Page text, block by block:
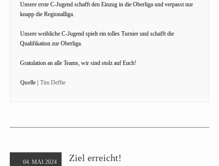
Unsere erste C-Jugend schafft den Einzug in die Oberliga und verpasst nur
knapp die Regionalliga.
Unsere weibliche C-Jugend spielt ein tolles Turnier und schafft die
Qualifikation zur Oberliga.
Gratulation an alle Teams, wir sind stolz auf Euch!
Quelle | Tim Deffte
04. MAI 2024 Ziel erreicht!